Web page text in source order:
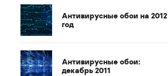
Антивирусные обои на 2012
год
Антивирусные обои:
декабрь 2011